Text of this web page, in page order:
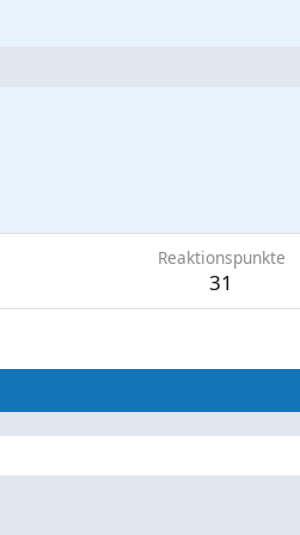
Reaktionspunkte
31